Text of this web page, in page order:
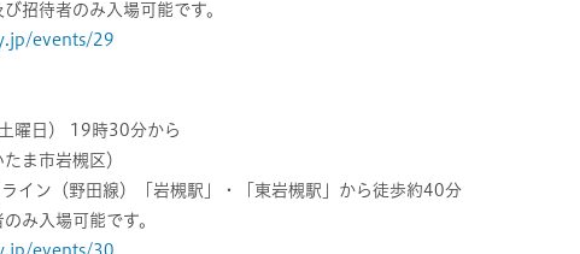
招待者のみ入場可能です。
events/29
曜日） 19時30分から
ま市岩槻区）
イン（野田線）「岩槻駅」・「東岩槻駅」から徒歩約40分
み入場可能です。
events/30